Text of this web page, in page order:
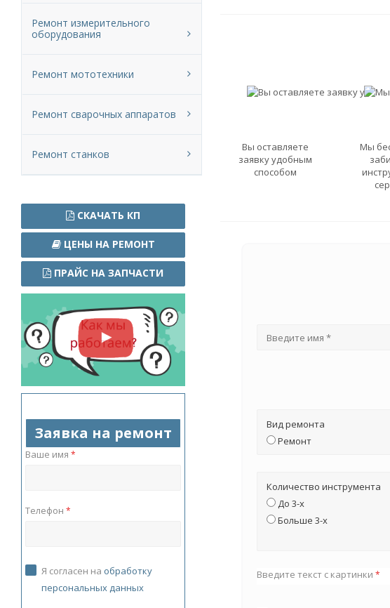
Вы оставляете
заявку удобным
способом
Мы
Вид ремонта
Ремонт
Количество инструмента
До 3-х
Больше 3-х
Введите текст с картинки *
Ремонт измерительного
оборудования
Ремонт мототехники
Ремонт сварочных аппаратов
Ремонт станков
СКАЧАТЬ КП
ЦЕНЫ НА РЕМОНТ
ПРАЙС НА ЗАПЧАСТИ
Заявка на ремонт
Ваше имя *
Телефон *
Я согласен на обработку
персональных данных